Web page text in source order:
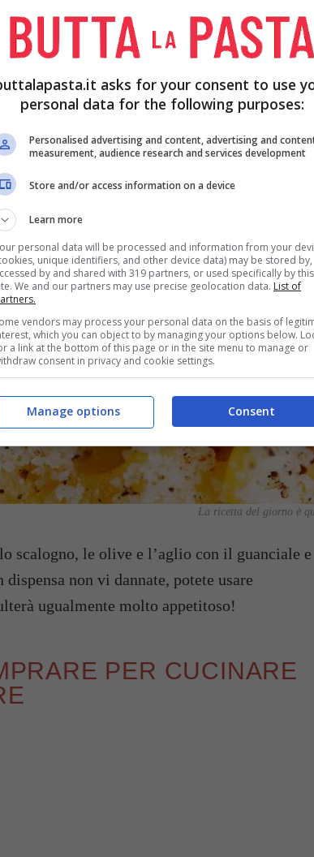
La ricetta del giorno è
scalogno, le olive e l’aglio con il guanciale e
non vi dannate, potete usare
ugualmente molto appetitoso!
PER CUCINARE
asks for your consent to use
personal data for the following purposes:
Personalised advertising and content, advertising and
measurement, audience research and services development
Store and/or access information on a device
Learn more
personal data will be processed and information from your
unique identifiers, and other device data) may be stored by,
by and shared with 319 partners, or used specifically by this
We and our partners may use precise geolocation data. List of
vendors may process your personal data on the basis of
which you can object to by managing your options below.
a link at the bottom of this page or in the site menu to manage or
consent in privacy and cookie settings.
Consent
Manage options